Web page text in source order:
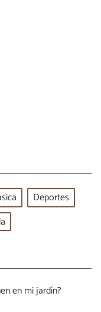
Deportes
en mi jardín?